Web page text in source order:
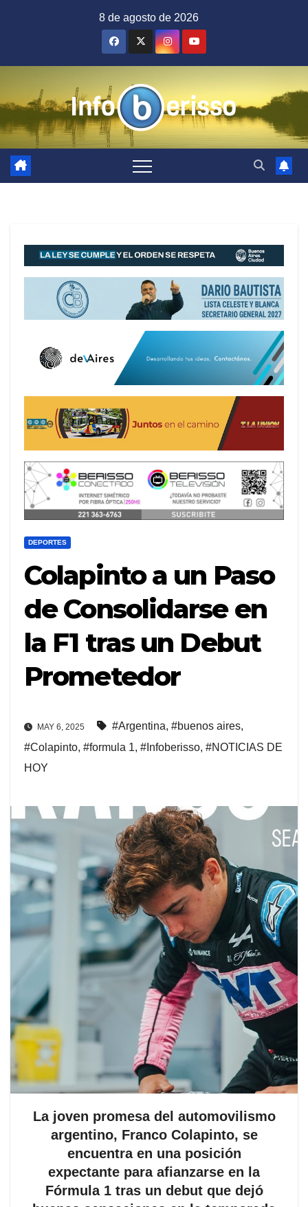
8 de agosto de 2026
DEPORTES
Colapinto a un Paso
de Consolidarse en
la F1 tras un Debut
Prometedor
MAY 6, 2025 #Argentina, #buenos aires,
#Colapinto, #formula 1, #Infoberisso, #NOTICIAS DE
HOY
La joven promesa del automovilismo
argentino, Franco Colapinto, se
encuentra en una posición
expectante para afianzarse en la
Fórmula 1 tras un debut que dejó